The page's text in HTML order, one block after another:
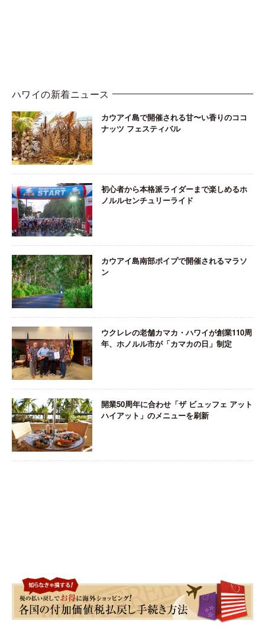
ハワイの新着ニュース
カウアイ島で開催される甘〜い香りのココ
ナッツ フェスティバル
初心者から本格派ライダーまで楽しめるホ
ノルルセンチュリーライド
カウアイ島南部ポイプで開催されるマラソ
ン
ウクレレの老舗カマカ・ハワイが創業110周
年、ホノルル市が「カマカの日」制定
開業50周年に合わせ「ザ ビュッフェ アット
ハイアット」のメニューを刷新